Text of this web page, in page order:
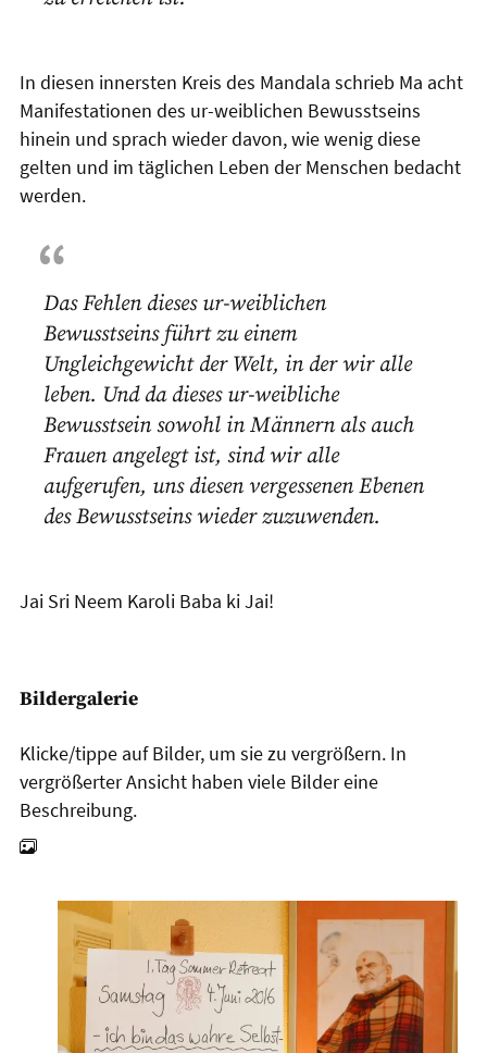
In diesen innersten Kreis des Mandala schrieb Ma acht
Manifestationen des ur-weiblichen Bewusstseins
hinein und sprach wieder davon, wie wenig diese
gelten und im täglichen Leben der Menschen bedacht
werden.
Das Fehlen dieses ur-weiblichen
Bewusstseins führt zu einem
Ungleichgewicht der Welt, in der wir alle
leben. Und da dieses ur-weibliche
Bewusstsein sowohl in Männern als auch
Frauen angelegt ist, sind wir alle
aufgerufen, uns diesen vergessenen Ebenen
des Bewusstseins wieder zuzuwenden.
Jai Sri Neem Karoli Baba ki Jai!
Bildergalerie
Klicke/tippe auf Bilder, um sie zu vergrößern. In
vergrößerter Ansicht haben viele Bilder eine
Beschreibung.